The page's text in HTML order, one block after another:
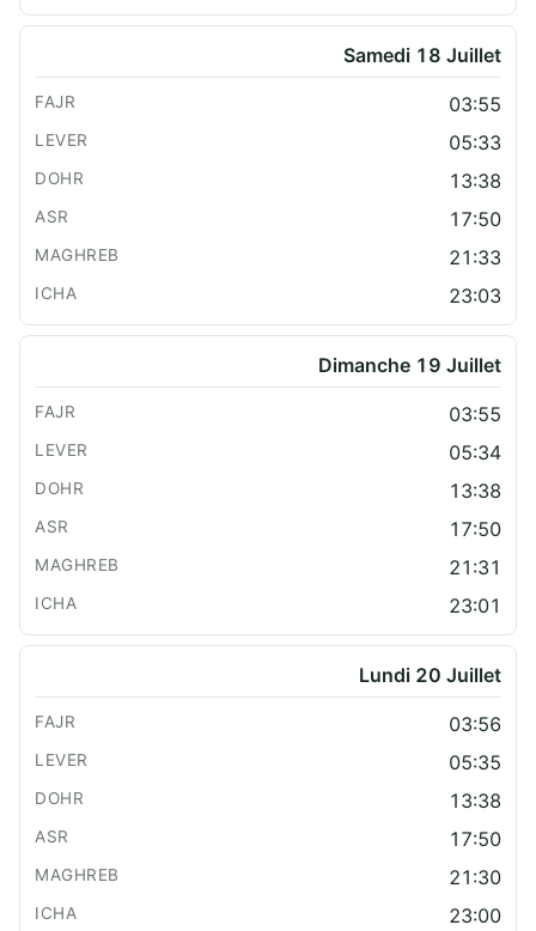
Samedi 18 Juillet
03:55
05:33
13:38
17:50
21:33
23:03
Dimanche 19 Juillet
03:55
05:34
13:38
17:50
21:31
23:01
Lundi 20 Juillet
03:56
05:35
13:38
17:50
21:30
23:00